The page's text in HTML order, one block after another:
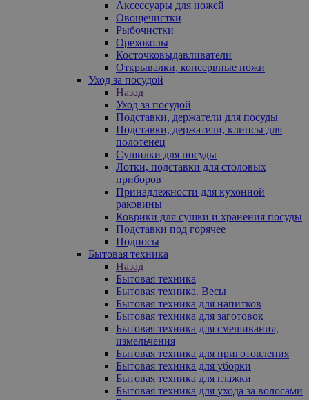
Аксессуары для ножей
Овощечистки
Рыбочистки
Орехоколы
Косточковыдавливатели
Открывалки, консервные ножи
Уход за посудой
Назад
Уход за посудой
Подставки, держатели для посуды
Подставки, держатели, клипсы для
полотенец
Сушилки для посуды
Лотки, подставки для столовых
приборов
Принадлежности для кухонной
раковины
Коврики для сушки и хранения посуды
Подставки под горячее
Подносы
Бытовая техника
Назад
Бытовая техника
Бытовая техника. Весы
Бытовая техника для напитков
Бытовая техника для заготовок
Бытовая техника для смешивания,
измельчения
Бытовая техника для приготовления
Бытовая техника для уборки
Бытовая техника для глажки
Бытовая техника для ухода за волосами